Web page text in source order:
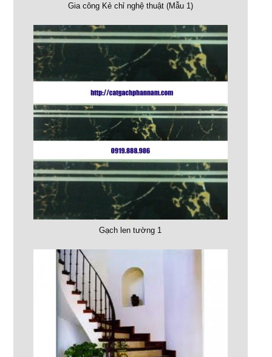
Gia công Kẻ chỉ nghệ thuật (Mẫu 1)
Gạch len tường 1